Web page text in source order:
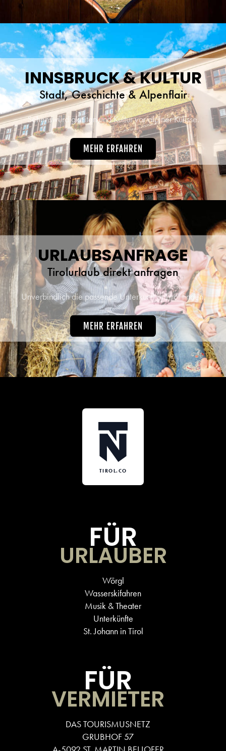
INNSBRUCK & KULTUR
Stadt, Geschichte & Alpenflair
Sehenswürdigkeiten und Kultur vor alpiner Kulisse.
MEHR ERFAHREN
URLAUBSANFRAGE
Tirolurlaub direkt anfragen
Unverbindlich die passende Unterkunft in Tirol finden.
MEHR ERFAHREN
TIROL.CO
FÜR
URLAUBER
Wörgl
Wasserskifahren
Musik & Theater
Unterkünfte
St. Johann in Tirol
FÜR
VERMIETER
DAS TOURISMUSNETZ
GRUBHOF 57